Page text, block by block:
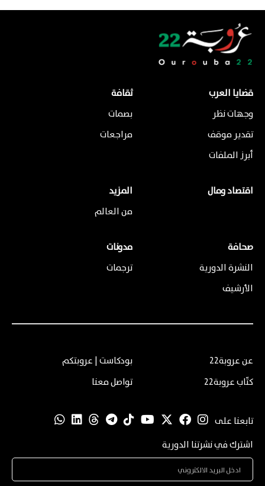
قضايا العرب
وجهات نظر
تقدير موقف
أبرز الملفات
ثقافة
بصمات
مراجعات
اقتصاد ومال
المزيد
من العالم
صحافة
النشرة الدورية
الأرشيف
مدونات
ترجمات
عن عروبة22
كتّاب عروبة22
بودكاست | عروبتكم
تواصل معنا
تابعنا على
اشترك في نشرتنا الدورية